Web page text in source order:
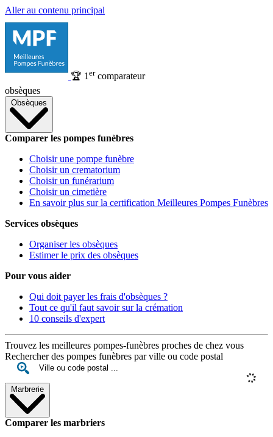
Aller au contenu principal
🏆 1 ercomparateur
obsèques
Obsèques
Comparer les pompes funèbres
Choisir une pompe funèbre
Choisir un crematorium
Choisir un funérarium
Choisir un cimetière
En savoir plus sur la certification Meilleures Pompes Funèbres
Services obsèques
Organiser les obsèques
Estimer le prix des obsèques
Pour vous aider
Qui doit payer les frais d'obsèques ?
Tout ce qu'il faut savoir sur la crémation
10 conseils d'expert
Trouvez les meilleures pompes-funèbres proches de chez vous
Rechercher des pompes funèbres par ville ou code postal
Marbrerie
Comparer les marbriers